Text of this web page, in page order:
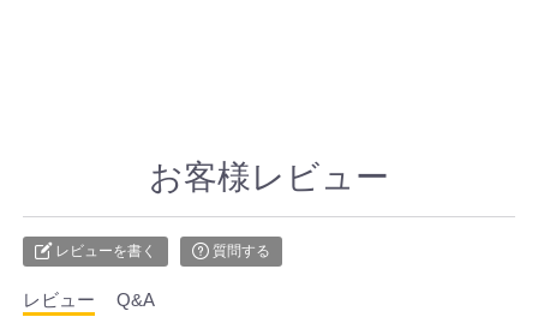
お客様レビュー
レビューを書く 質問する
レビュー Q&A